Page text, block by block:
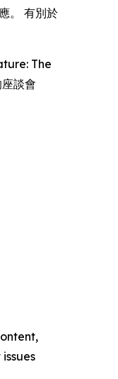
。 有別於
The
談會